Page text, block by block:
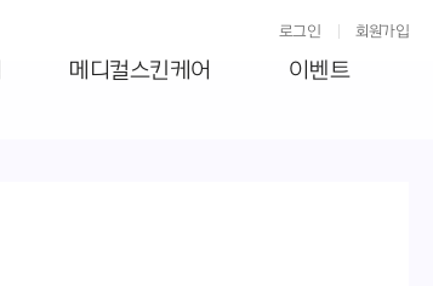
메디컬스킨케어 이벤트
로그인 회원가입